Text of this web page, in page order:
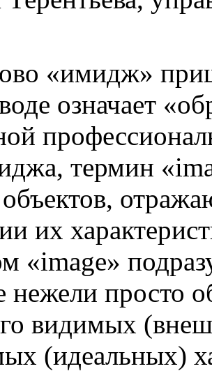
«имидж»
означает
термин
объектов,
их
«image»
просто
видимых
(идеальных)